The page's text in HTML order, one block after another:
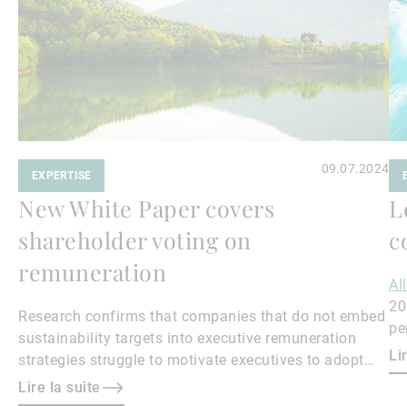
EXPERTISE 09.07.2024
New White Paper covers
shareholder voting on
remuneration
Research confirms that companies that do not embed
sustainability targets into executive remuneration
strategies struggle to motivate executives to adopt
sustainable practices, leading to misalignment with
Lire la suite